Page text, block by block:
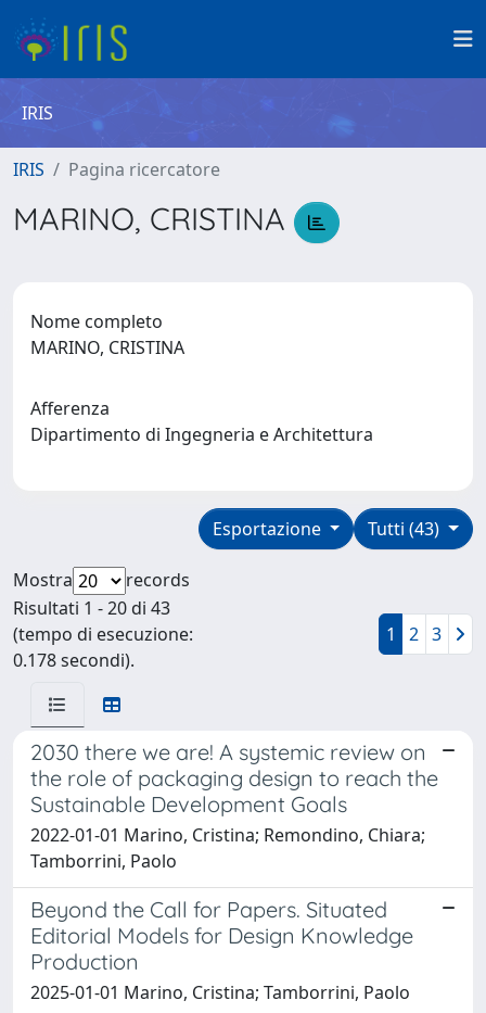
IRIS
IRIS Pagina ricercatore
MARINO, CRISTINA
Nome completo
MARINO, CRISTINA
Afferenza
Dipartimento di Ingegneria e Architettura
Tutti (43)
Esportazione
Mostra
records
Risultati 1 - 20 di 43
(tempo di esecuzione:
0.178 secondi).
1 2 3
2030 there we are! A systemic review on
the role of packaging design to reach the
Sustainable Development Goals
2022-01-01 Marino, Cristina; Remondino, Chiara;
Tamborrini, Paolo
Beyond the Call for Papers. Situated
Editorial Models for Design Knowledge
Production
2025-01-01 Marino, Cristina; Tamborrini, Paolo